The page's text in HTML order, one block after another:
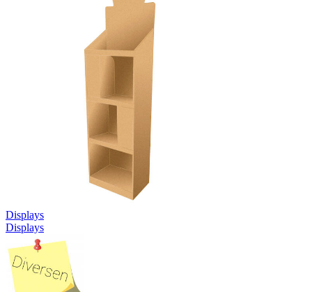
Displays
Displays